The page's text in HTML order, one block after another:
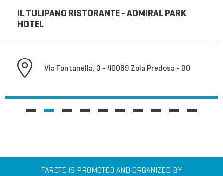
IL TULIPANO RISTORANTE - ADMIRAL PARK
HOTEL
Via Fontanella, 3 - 40069 Zola Predosa - BO
FARETE IS PROMOTED AND ORGANIZED BY